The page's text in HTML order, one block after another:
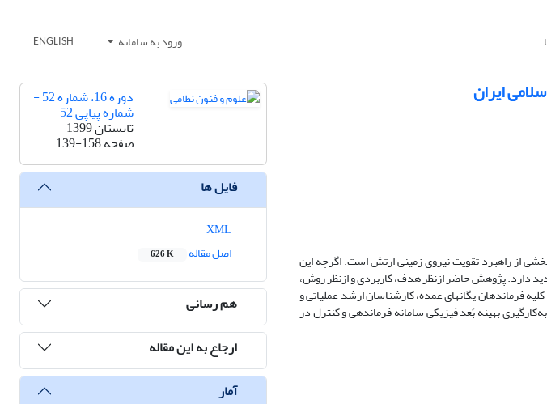
ورود به سامانه ENGLISH
ایران
از راهبرد تقویت نیروی زمینی ارتش است. اگرچه این
دارد. پژوهش حاضر ازنظر هدف، کاربردی و ازنظر روش،
فرماندهان یگان­های عمده، کارشناسان ارشد عملیاتی و
بهینه بُعد فیزیکی سامانه فرماندهی و کنترل در
دوره 16، شماره 52 -
شماره پیاپی 52
تابستان 1399
صفحه139-158
فایل ها
اصل مقاله
626 K
هم رسانی
ارجاع به این مقاله
آمار